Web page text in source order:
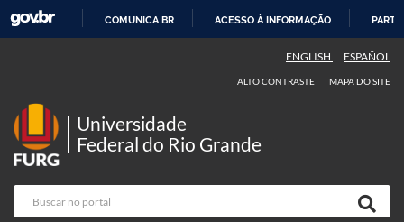
COMUNICA BR ACESSO À INFORMAÇÃO
ENGLISH ESPAÑOL
ALTO CONTRASTE MAPA DO SITE
Universidade
Federal do Rio Grande